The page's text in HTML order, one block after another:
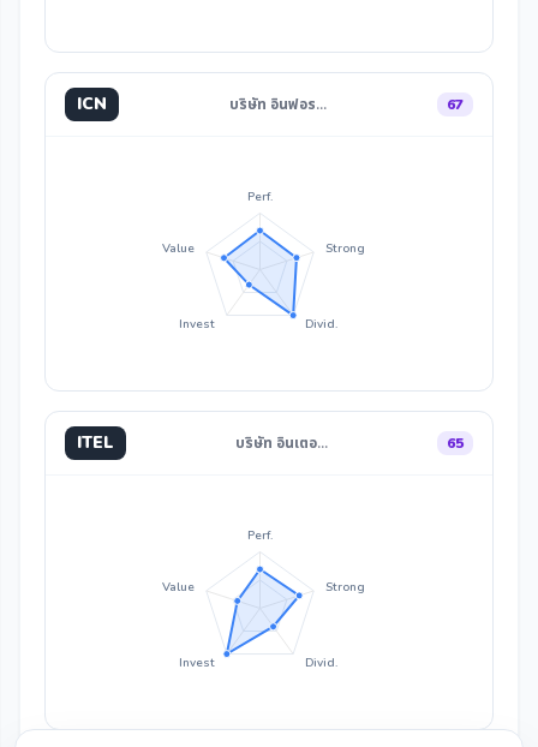
ICN บริษัท อินฟอร… 67
Perf.
Strong
Divid.
Invest
Value
ITEL บริษัท อินเตอ… 65
Perf.
Strong
Divid.
Invest
Value